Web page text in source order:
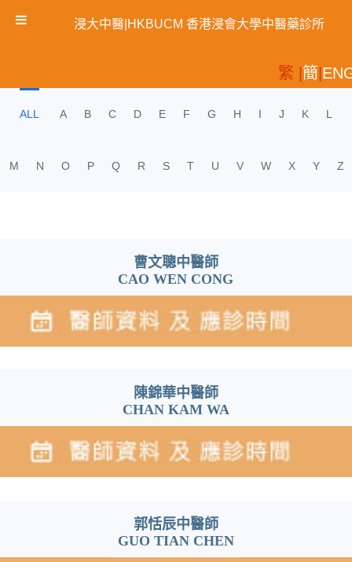
ALL A B C D E F G H I J K L
M N O P Q R S T U V W X Y Z
曹文聰中醫師
CAO WEN CONG
陳錦華中醫師
CHAN KAM WA
郭恬辰中醫師
GUO TIAN CHEN
浸大中醫|HKBUCM 香港浸會大學中醫藥診所
繁 | 簡